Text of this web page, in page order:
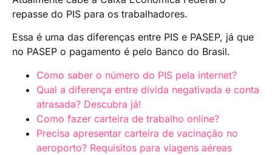
repasse do PIS para os trabalhadores.
Essa é uma das diferenças entre PIS e PASEP, já que
no PASEP o pagamento é pelo Banco do Brasil.
Como saber o número do PIS pela internet?
Qual a diferença entre dívida negativada e conta
atrasada? Descubra já!
Como fazer carteira de trabalho online?
Precisa apresentar carteira de vacinação no
aeroporto? Requisitos para viagens aéreas